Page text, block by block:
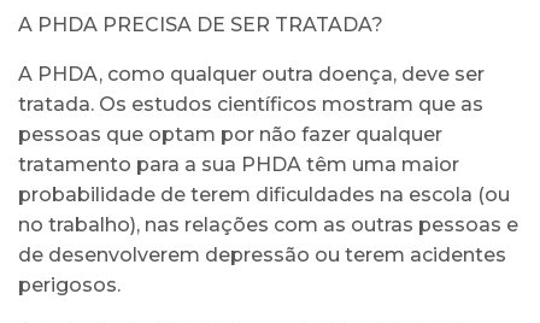
A PHDA PRECISA DE SER TRATADA?
A PHDA, como qualquer outra doença, deve ser
tratada. Os estudos científicos mostram que as
pessoas que optam por não fazer qualquer
tratamento para a sua PHDA têm uma maior
probabilidade de terem dificuldades na escola (ou
no trabalho), nas relações com as outras pessoas e
de desenvolverem depressão ou terem acidentes
perigosos.